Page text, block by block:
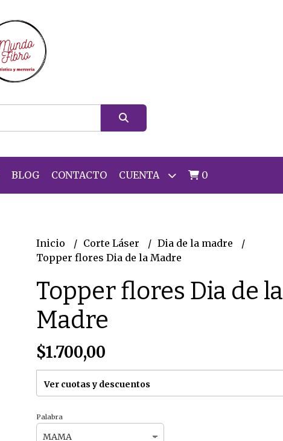
BLOG CONTACTO CUENTA 0
Inicio Corte Láser
Dia de la madre
Topper flores Dia de la Madre
Topper flores Dia de la
Madre
$1.700,00
Ver cuotas y descuentos
Palabra